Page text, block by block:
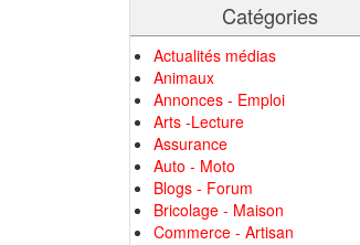
Catégories
Actualités médias
Animaux
Annonces - Emploi
Arts -Lecture
Assurance
Auto - Moto
Blogs - Forum
Bricolage - Maison
Commerce - Artisan